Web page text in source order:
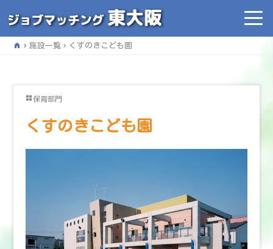
home 施設一覧 くすのきこども園
保育部門
くすのきこども園